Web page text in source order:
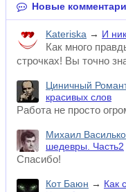
Новые
Kateriska → И
Как много
строчках! Вы точно
Циничный
красивых слов
Работа не просто
Михаил
шедевры. Часть2
Спасибо!
Кот Баюн → Как